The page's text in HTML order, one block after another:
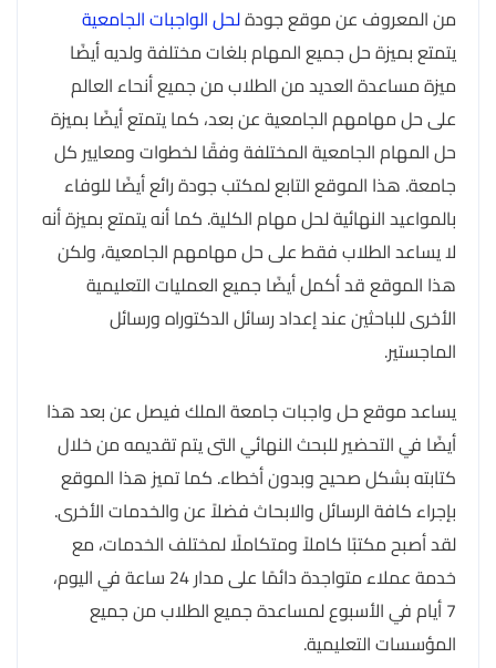
من المعروف عن موقع جودةلحل الواجبات الجامعية
يتمتع بميزة حل جميع المهام بلغات مختلفة ولديه أيضًا
ميزة مساعدة العديد من الطلاب من جميع أنحاء العالم
على حل مهامهم الجامعية عن بعد، كما يتمتع أيضًا بميزة
حل المهام الجامعية المختلفة وفقًا لخطوات ومعايير كل
جامعة. هذا الموقع التابع لمكتب جودة رائع أيضًا للوفاء
بالمواعيد النهائية لحل مهام الكلية. كما أنه يتمتع بميزة أنه
لا يساعد الطلاب فقط على حل مهامهم الجامعية، ولكن
هذا الموقع قد أكمل أيضًا جميع العمليات التعليمية
الأخرى للباحثين عند إعداد رسائل الدكتوراه ورسائل
الماجستير.
يساعد موقع حل واجبات جامعة الملك فيصل عن بعد هذا
أيضًا في التحضير للبحث النهائي التى يتم تقديمه من خلال
كتابته بشكل صحيح وبدون أخطاء. كما تميز هذا الموقع
بإجراء كافة الرسائل والابحاث فضلاً عن والخدمات الأخرى.
لقد أصبح مكتبًا كاملاً ومتكاملًا لمختلف الخدمات، مع
خدمة عملاء متواجدة دائمًا على مدار 24 ساعة في اليوم،
7 أيام في الأسبوع لمساعدة جميع الطلاب من جميع
المؤسسات التعليمية.